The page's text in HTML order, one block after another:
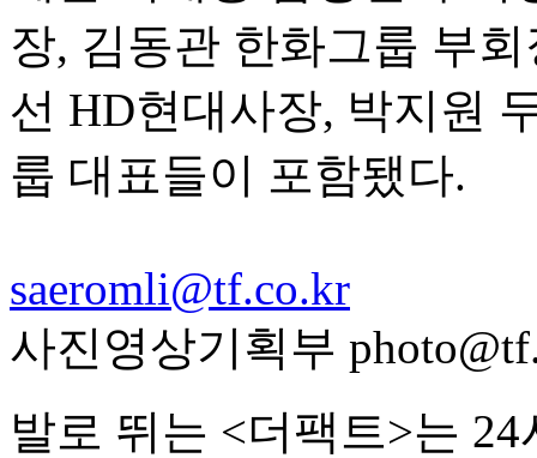
장, 김동관 한화그룹 부
선 HD현대사장, 박지원
룹 대표들이 포함됐다.
saeromli@tf.co.kr
사진영상기획부
발로 뛰는 <더팩트>는